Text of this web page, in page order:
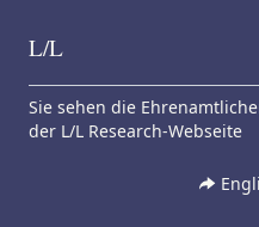
Skip to content
L/L
Sie sehen die
der L/L Research-Webseite